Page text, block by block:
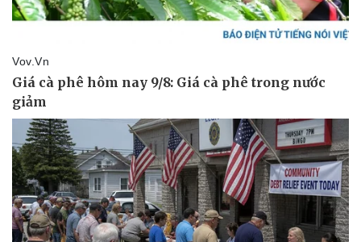
Pháp luật
Vụ án
Tin nóng
Quân sự - Quốc phòng
Vũ khí
Việt Nam